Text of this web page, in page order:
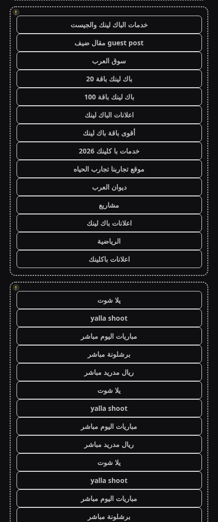
!
خدمات الباك لينك والجيست
guest post مقال ضيف
سوق العرب
باك لينك باقة 20
باك لينك باقة 100
اعلانات الباك لينك
أقوى باقة باك لينك
خدمات با كلينك 2026
موقع تجاربنا تجارب الحياه
ديوان العرب
مشاريع
اعلانات باك لينك
الرياضية
اعلانات باكلينك
!
يلا شوت
yalla shoot
مباريات اليوم مباشر
برشلونة مباشر
ريال مدريد مباشر
يلا شوت
yalla shoot
مباريات اليوم مباشر
ريال مدريد مباشر
يلا شوت
yalla shoot
مباريات اليوم مباشر
برشلونة مباشر